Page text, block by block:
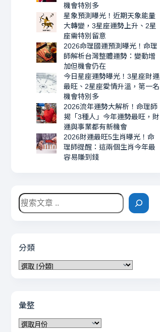
特
別
多
機會特別多
星象預測曝光！近期天象能量
大轉變，3星座運勢上升、2星
座需特別留意
2026命理國運預測曝光！命理
師解析台灣整體運勢：變動增
加但機會仍在
今日星座運勢曝光！3星座財運
最旺、2星座愛情升溫，第一名
機會特別多
2026流年運勢大解析！命理師
揭「3種人」今年運勢最旺，財
運與事業都有新機會
2026財運最旺5生肖曝光！命
理師提醒：這兩個生肖今年最
容易賺到錢
搜
尋
分類
分
彙整
彙